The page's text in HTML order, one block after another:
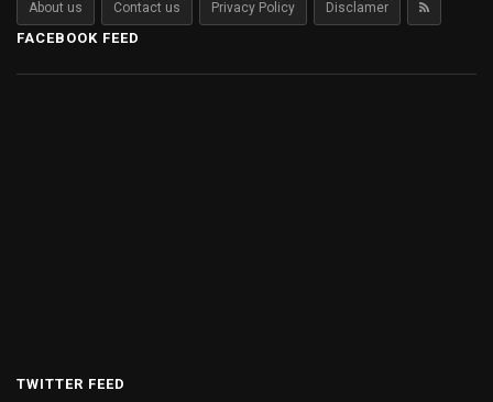
About us Contact us Privacy Policy Disclamer
FACEBOOK FEED
TWITTER FEED